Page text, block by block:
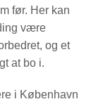
før. Her kan
være
og et
at bo i.
i København